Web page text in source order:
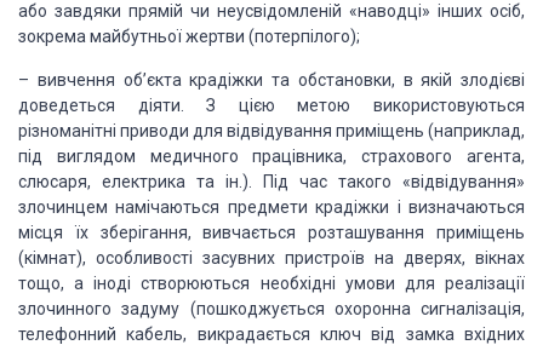
або завдяки прямій чи неусвідомленій «наводці» інших осіб,
зокрема май­бутньої жертви (потерпілого);
– вивчення об’єкта крадіжки та обстановки, в якій злодієві
доведеться діяти. З цією метою використовуються
різноманітні приводи для відвідування приміщень (наприклад,
під виглядом медичного працівника, страхового агента,
слюсаря, електрика та ін.). Під час такого «відвідування»
злочинцем намічаються предмети крадіжки і визначаються
місця їх зберігання, ви­вчається розташування приміщень
(кімнат), особливості засув­них пристроїв на дверях, вікнах
тощо, а іноді створюються не­обхідні умови для реалізації
злочинного задуму (пошкоджуєть­ся охоронна сигналізація,
телефонний кабель, викрадається ключ від замка вхідних